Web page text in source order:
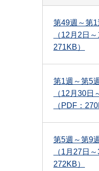
第49週～第1
（12月2日
271KB）
第1週～第5週
（12月30日
（PDF：
第5週～第9週
（1月27日
272KB）